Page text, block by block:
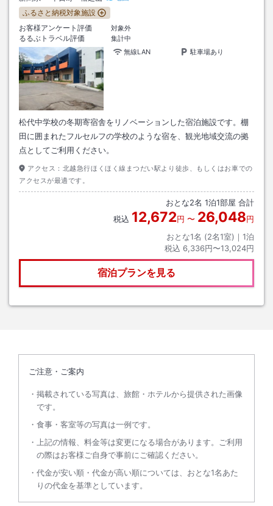
ふるさと納税対象施設
お客様アンケート評価
対象外
るるぶトラベル評価
集計中
無線LAN
駐車場あり
松代中学校の冬期寄宿舎をリノベーションした宿泊施設です。棚
田に囲まれたフルセルフの学校のような宿を、観光地域交流の拠
点としてご利用ください。
アクセス： 北越急行ほくほく線まつだい駅より徒歩、もしくはお車での
アクセスが最適です。
おとな2名 1泊1部屋 合計
税込 12,672円 〜 26,048円
おとな1名 (2名1室)｜ 1泊
税込 6,336円〜13,024円
宿泊プランを見る
ご注意・ご案内
掲載されている写真は、旅館・ホテルから提供された画像
です。
食事・客室等の写真は一例です。
上記の情報、料金等は変更になる場合があります。ご利用
の際はお客様ご自身で事前にご確認ください。
代金が安い順・代金が高い順については、おとな1名あた
りの代金を基準としています。